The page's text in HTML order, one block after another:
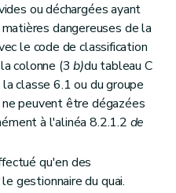
ou déchargées ayant
dangereuses de la
le code de classification
colonne (3b)du tableau C
la classe 6.1 ou du groupe
peuvent être dégazées
à l'alinéa 8.2.1.2 de
qu'en des
gestionnaire du quai.